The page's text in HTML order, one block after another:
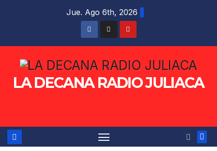
Jue. Ago 6th, 2026
LA DECANA RADIO JULIACA